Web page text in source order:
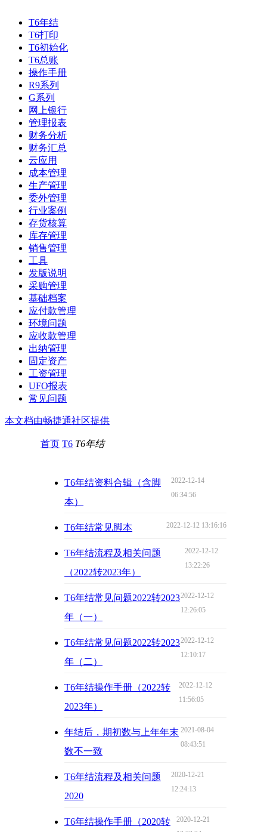
T6年结
T6打印
T6初始化
T6总账
操作手册
R9系列
G系列
网上银行
管理报表
财务分析
财务汇总
云应用
成本管理
生产管理
委外管理
行业案例
存货核算
库存管理
销售管理
工具
发版说明
采购管理
基础档案
应付款管理
环境问题
应收款管理
出纳管理
固定资产
工资管理
UFO报表
常见问题
本文档由畅捷通社区提供
首页 T6 T6年结
T6年结资料合辑（含脚
本）
2022-12-14
06:34:56
T6年结常见脚本 2022-12-12 13:16:16
T6年结流程及相关问题
（2022转2023年）
2022-12-12
13:22:26
T6年结常见问题2022转2023
年（一）
2022-12-12
12:26:05
T6年结常见问题2022转2023
年（二）
2022-12-12
12:10:17
T6年结操作手册（2022转
2023年）
2022-12-12
11:56:05
年结后，期初数与上年年末
数不一致
2021-08-04
08:43:51
T6年结流程及相关问题
2020
2020-12-21
12:24:13
T6年结操作手册（2020转
2020-12-21